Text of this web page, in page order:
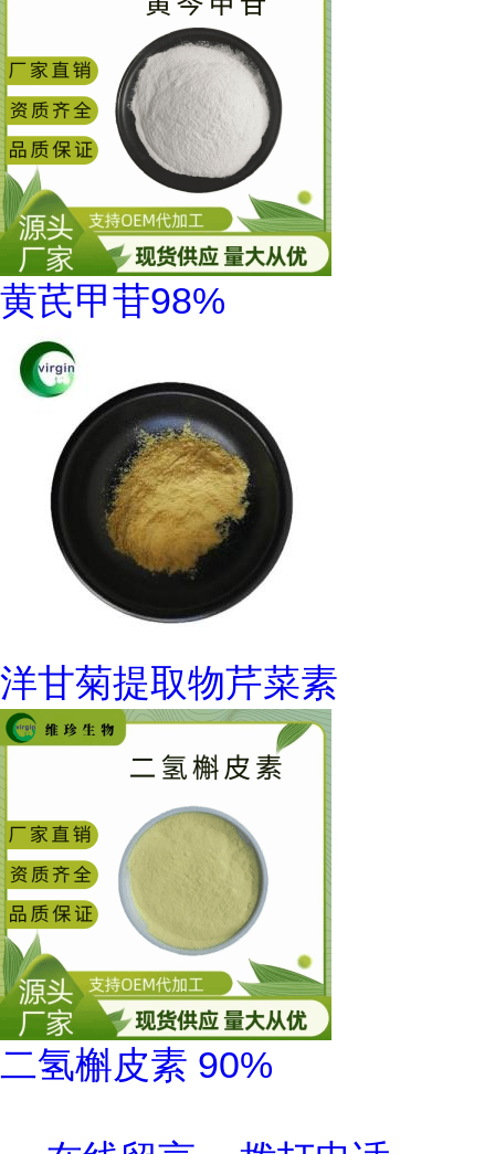
黄芪甲苷98%
洋甘菊提取物芹菜素
二氢槲皮素 90%